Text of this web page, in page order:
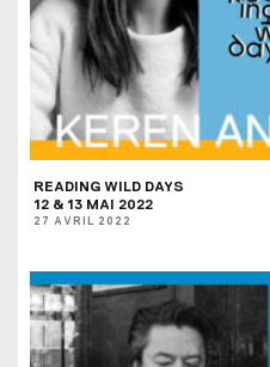
READING WILD DAYS
12 & 13 MAI 2022
27 AVRIL 2022